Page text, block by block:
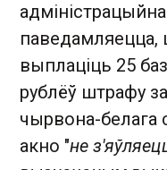
паведамляецца,
выплаціць 25
рублёў штрафу
чырвона-белага
акно "не